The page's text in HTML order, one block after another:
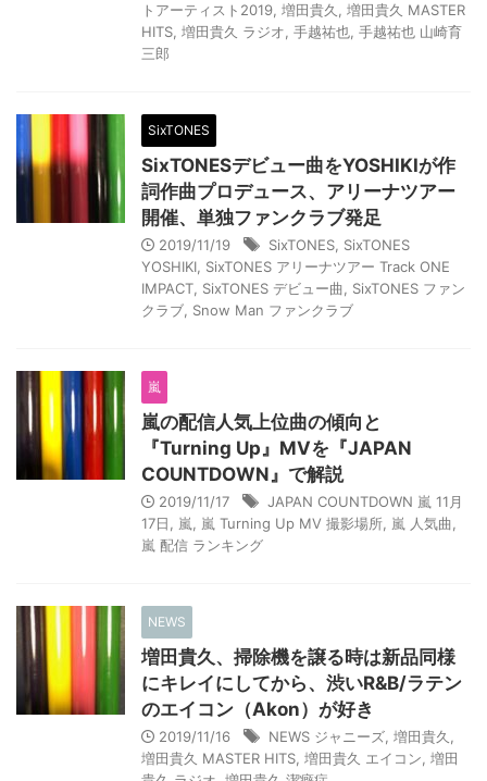
トアーティスト2019 増田貴久
増田貴久 MASTER
HITS 増田貴久 ラジオ 手越祐也 手越祐也 山崎育
三郎
SixTONES
SixTONESデビュー曲をYOSHIKIが作
詞作曲プロデュース、アリーナツアー
開催、単独ファンクラブ発足
2019/11/19 SixTONES SixTONES
YOSHIKI SixTONES アリーナツアー Track ONE
IMPACT SixTONES デビュー曲
SixTONES ファン
クラブ Snow Man ファンクラブ
嵐
嵐の配信人気上位曲の傾向と
『Turning Up』MVを『JAPAN
COUNTDOWN』で解説
2019/11/17
JAPAN COUNTDOWN 嵐 11月
17日
嵐 嵐 Turning Up MV 撮影場所 嵐 人気曲
嵐 配信 ランキング
NEWS
増田貴久、掃除機を譲る時は新品同様
にキレイにしてから、渋いR&B/ラテン
のエイコン（Akon）が好き
2019/11/16 NEWS ジャニーズ 増田貴久
増田貴久 MASTER HITS 増田貴久 エイコン 増田